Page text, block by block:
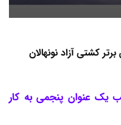
کشتی آزاد نونهالان
یک عنوان پنجمی به کار